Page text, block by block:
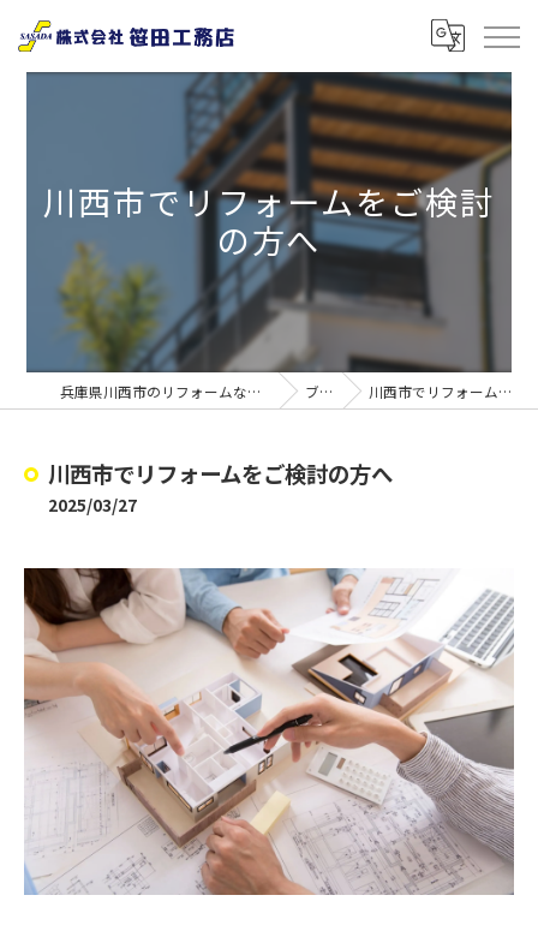
川西市でリフォームをご検討
の方へ
兵庫県川西市のリフォームなら株式会社笹田工務店 ブログ 川西市でリフォームをご検討の方へ
川西市でリフォームをご検討の方へ
2025/03/27